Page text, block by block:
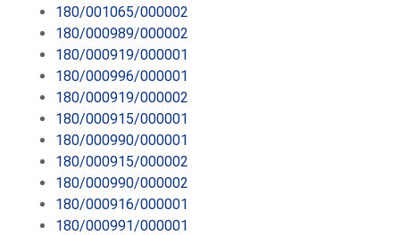
180/001065/000002
180/000989/000002
180/000919/000001
180/000996/000001
180/000919/000002
180/000915/000001
180/000990/000001
180/000915/000002
180/000990/000002
180/000916/000001
180/000991/000001